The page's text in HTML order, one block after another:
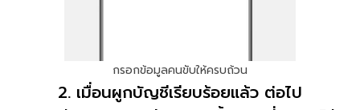
กรอกข้อมูลคนขับให้ครบถ้วน
2. เมื่อนผูกบัญชีเรียบร้อยแล้ว ต่อไป